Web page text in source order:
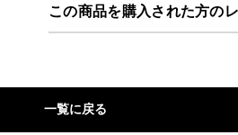
この商品を購入された方の
一覧に戻る